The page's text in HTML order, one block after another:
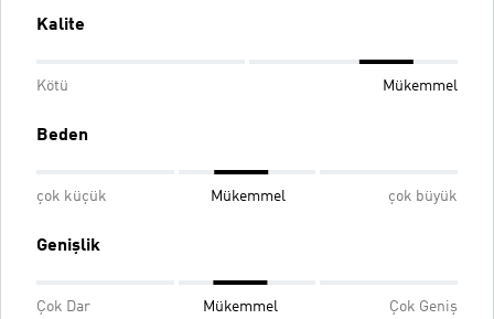
Kalite
Kötü Mükemmel
Beden
çok küçük Mükemmel çok büyük
Genişlik
Çok Dar Mükemmel Çok Geniş